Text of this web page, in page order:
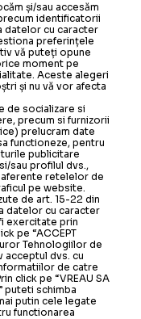
și/sau accesăm
identificatorii
datelor cu caracter
preferințele
vă puteți opune
moment pe
Aceste alegeri
și nu vă vor afecta
de socializare si
precum si furnizorii
prelucram date
functioneze, pentru
publicitare
sau profilul dvs.,
retelelor de
pe website.
de art. 15-22 din
datelor cu caracter
exercitate prin
pe “ACCEPT
Tehnologiilor de
acceptul dvs. cu
de catre
click pe “VREAU SA
puteti schimba
putin cele legate
functionarea